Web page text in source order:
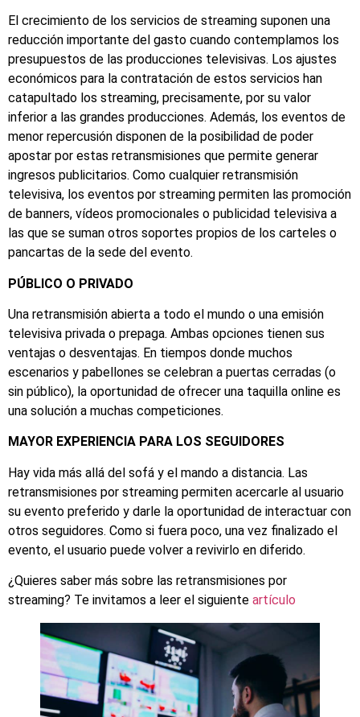
El crecimiento de los servicios de streaming suponen una
reducción importante del gasto cuando contemplamos los
presupuestos de las producciones televisivas. Los ajustes
económicos para la contratación de estos servicios han
catapultado los streaming, precisamente, por su valor
inferior a las grandes producciones. Además, los eventos de
menor repercusión disponen de la posibilidad de poder
apostar por estas retransmisiones que permite generar
ingresos publicitarios. Como cualquier retransmisión
televisiva, los eventos por streaming permiten las promoción
de banners, vídeos promocionales o publicidad televisiva a
las que se suman otros soportes propios de los carteles o
pancartas de la sede del evento.
PÚBLICO O PRIVADO
Una retransmisión abierta a todo el mundo o una emisión
televisiva privada o prepaga. Ambas opciones tienen sus
ventajas o desventajas. En tiempos donde muchos
escenarios y pabellones se celebran a puertas cerradas (o
sin público), la oportunidad de ofrecer una taquilla online es
una solución a muchas competiciones.
MAYOR EXPERIENCIA PARA LOS SEGUIDORES
Hay vida más allá del sofá y el mando a distancia. Las
retransmisiones por streaming permiten acercarle al usuario
su evento preferido y darle la oportunidad de interactuar con
otros seguidores. Como si fuera poco, una vez finalizado el
evento, el usuario puede volver a revivirlo en diferido.
¿Quieres saber más sobre las retransmisiones por
streaming? Te invitamos a leer el siguiente artículo